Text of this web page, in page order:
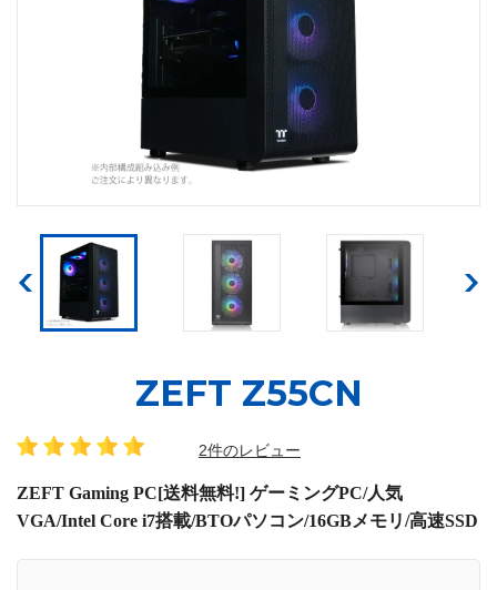
ZEFT Z55CN
2件のレビュー
ZEFT Gaming PC[送料無料!] ゲーミングPC/人気
VGA/Intel Core i7搭載/BTOパソコン/16GBメモリ/高速SSD